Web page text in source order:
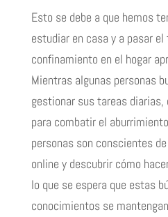
Esto se debe a que hemos
estudiar en casa y a pasar el
confinamiento en el hogar
Mientras algunas personas
gestionar sus tareas
para combatir el
personas son conscientes
online y descubrir cómo
lo que se espera que estas
conocimientos se